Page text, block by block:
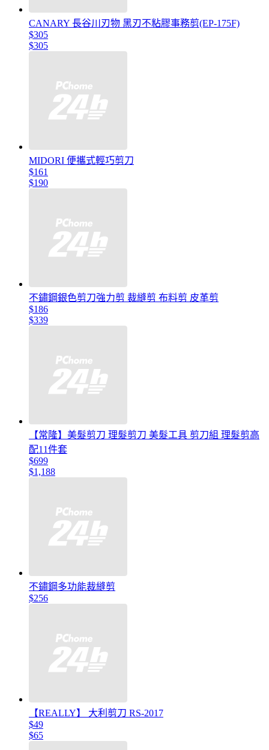
CANARY 長谷川刃物 黑刃不粘膠事務剪(EP-175F)
$305
$305
MIDORI 便攜式輕巧剪刀
$161
$190
不鏽鋼銀色剪刀強力剪 裁縫剪 布料剪 皮革剪
$186
$339
【常隆】美髮剪刀 理髮剪刀 美髮工具 剪刀組 理髮剪高
配11件套
$699
$1,188
不鏽鋼多功能裁縫剪
$256
【REALLY】 大利剪刀 RS-2017
$49
$65